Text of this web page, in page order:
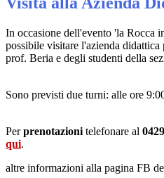
In occasione dell'evento 'la Rocca
possibile visitare l'azienda
prof. Beria e degli studenti della
Sono previsti due turni: alle ore
Perprenotazioni telefonare al
qui.
altre informazioni alla pagina FB